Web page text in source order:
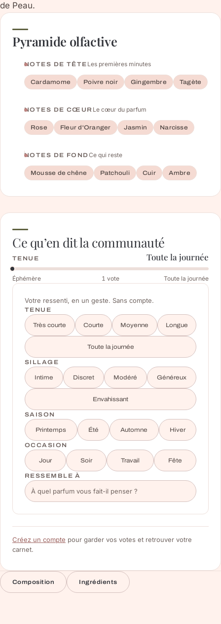
de Peau.
Pyramide olfactive
NOTES DE TÊTE Les premières minutes
Cardamome Poivre noir Gingembre Tagète
NOTES DE CŒUR Le cœur du parfum
Rose Fleur d'Oranger Jasmin Narcisse
NOTES DE FONDCe qui reste
Mousse de chêne Patchouli Cuir Ambre
Ce qu’en dit la communauté
TENUE Toute la journée
Éphémère 1 vote Toute la journée
Votre ressenti, en un geste. Sans compte.
TENUE
Très courte Courte Moyenne Longue
Toute la journée
SILLAGE
Intime Discret Modéré Généreux
Envahissant
SAISON
Printemps Été Automne Hiver
OCCASION
Jour Soir Travail Fête
RESSEMBLE À
Créez un compte pour garder vos votes et retrouver votre
carnet.
Composition Ingrédients